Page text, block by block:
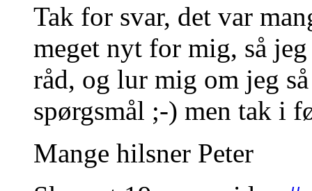
Tak for svar, det var
meget nyt for mig, så
råd, og lur mig om jeg
spørgsmål ;-) men tak i
Mange hilsner Peter